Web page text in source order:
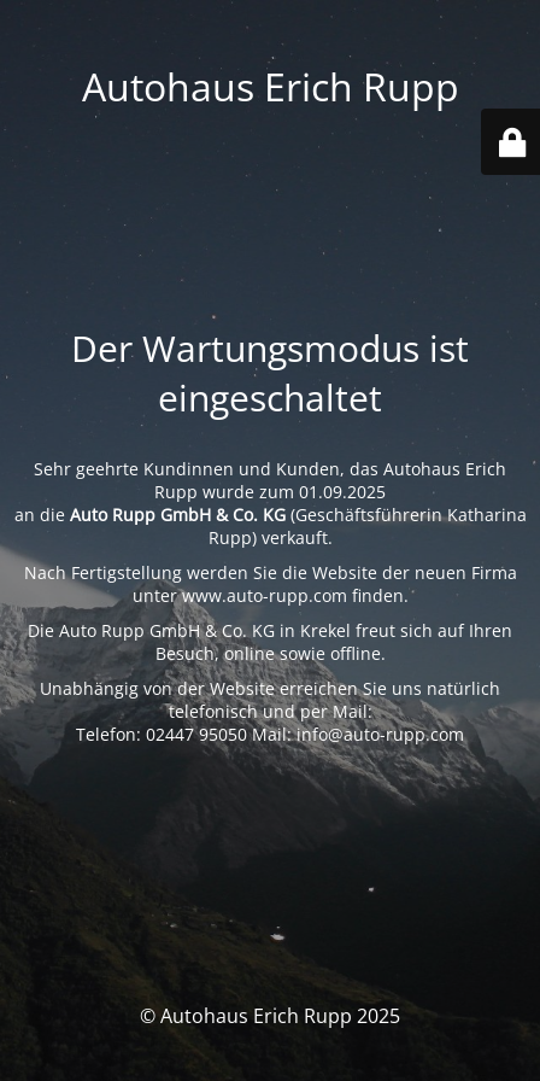
Autohaus Erich Rupp
Der Wartungsmodus ist
eingeschaltet
Sehr geehrte Kundinnen und Kunden, das Autohaus Erich
Rupp wurde zum 01.09.2025
an die Auto Rupp GmbH & Co. KG(Geschäftsführerin Katharina
Rupp) verkauft.
Nach Fertigstellung werden Sie die Website der neuen Firma
unter www.auto-rupp.com finden.
Die Auto Rupp GmbH & Co. KG in Krekel freut sich auf Ihren
Besuch, online sowie offline.
Unabhängig von der Website erreichen Sie uns natürlich
telefonisch und per Mail:
Telefon: 02447 95050 Mail: info@auto-rupp.com
© Autohaus Erich Rupp 2025